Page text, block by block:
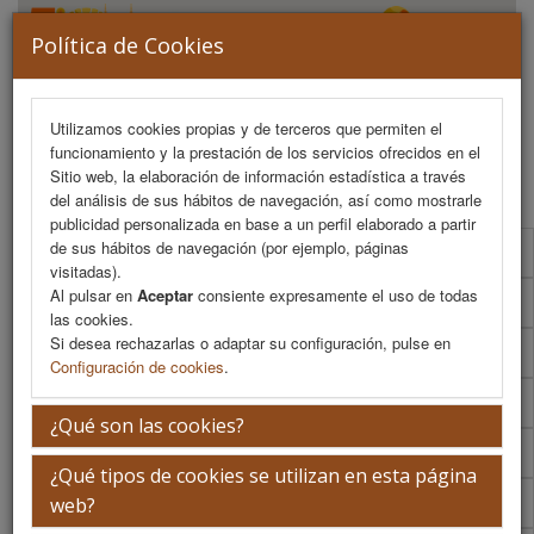
Política de Cookies
Utilizamos cookies propias y de terceros que permiten el
funcionamiento y la prestación de los servicios ofrecidos en el
Sitio web, la elaboración de información estadística a través
del análisis de sus hábitos de navegación, así como mostrarle
publicidad personalizada en base a un perfil elaborado a partir
de sus hábitos de navegación (por ejemplo, páginas
visitadas).
Al pulsar en Aceptar consiente expresamente el uso de todas
las cookies.
Si desea rechazarlas o adaptar su configuración, pulse en
Configuración de cookies.
¿Qué son las cookies?
¿Qué tipos de cookies se utilizan en esta página
web?
MENU
Programa Científico
Programa Científico (PDF)
Cronograma Programa Científico
Normativa comunicaciones
Envío de comunicaciones
Descargar normativa